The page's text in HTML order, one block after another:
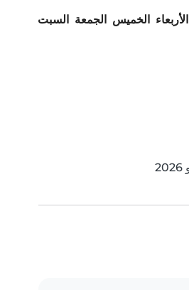
الأربعاء الخميس الجمعة السبت